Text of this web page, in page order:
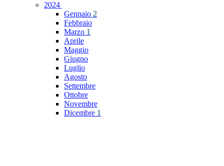
2024
Gennaio 2
Febbraio
Marzo 1
Aprile
Maggio
Giugno
Luglio
Agosto
Settembre
Ottobre
Novembre
Dicembre 1